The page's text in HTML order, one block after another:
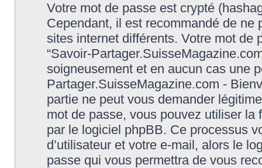
Votre mot de passe est crypté
Cependant, il est recommandé de
sites internet différents. Votre mot de
“Savoir-
soigneusement et en aucun cas une
Partager.SuisseMagazine.com -
partie ne peut vous demander
mot de passe, vous pouvez utiliser la
par le logiciel phpBB. Ce processus
d’utilisateur et votre e-mail, alors le
passe qui vous permettra de vous